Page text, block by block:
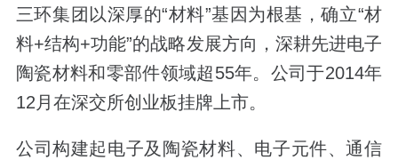
三环集团以深厚的“材料”基因为根基，确立“材
料+结构+功能”的战略发展方向，深耕先进电子
陶瓷材料和零部件领域超55年。公司于2014年
12月在深交所创业板挂牌上市。
公司构建起电子及陶瓷材料、电子元件、通信